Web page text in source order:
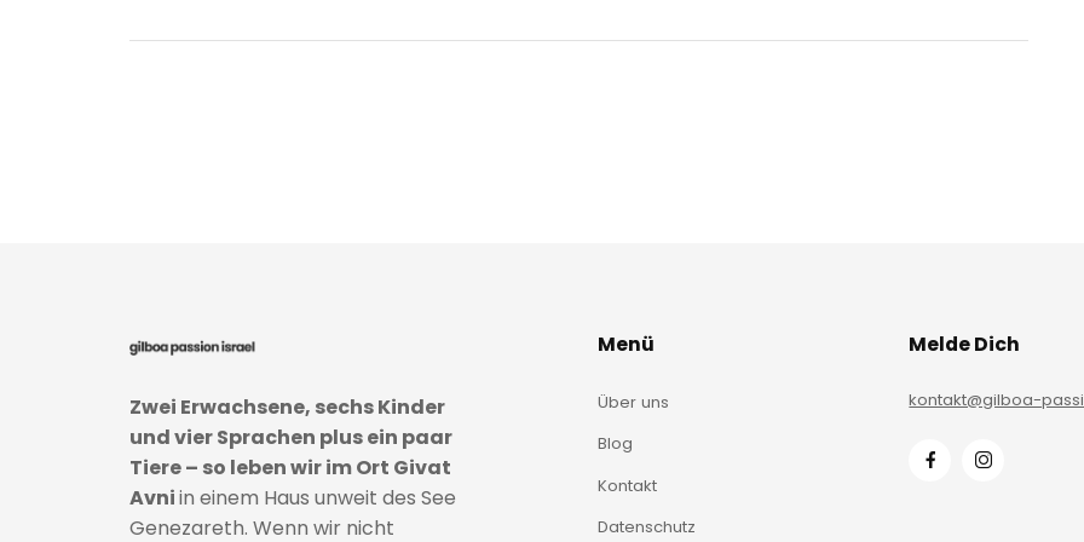
Zwei Erwachsene, sechs Kinder
und vier Sprachen plus ein paar
Tiere – so leben wir im Ort Givat
Avniin einem Haus unweit des See
Genezareth. Wenn wir nicht
Melde Dich
kontakt@gilboa-
Menü
Über uns
Blog
Kontakt
Datenschutz